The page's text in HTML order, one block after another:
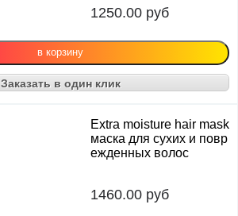
1250.00 руб
Заказать в один клик
Extra moisture hair mask
маска для сухих и повр
ежденных волос
1460.00 руб